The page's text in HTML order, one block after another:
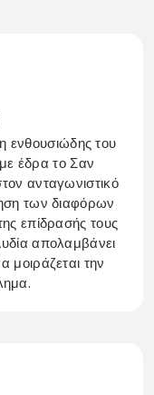
ενθουσιώδης του
έδρα το Σαν
ανταγωνιστικό
των διαφόρων
επίδρασής τους
απολαμβάνει
μοιράζεται την